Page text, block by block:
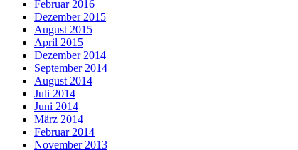
Februar 2016
Dezember 2015
August 2015
April 2015
Dezember 2014
September 2014
August 2014
Juli 2014
Juni 2014
März 2014
Februar 2014
November 2013